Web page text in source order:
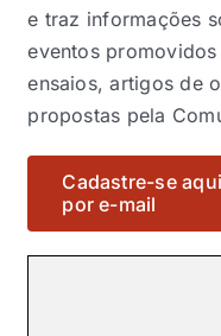
e traz informações
eventos
ensaios, artigos de
propostas pela
Cadastre-se
por e-mail